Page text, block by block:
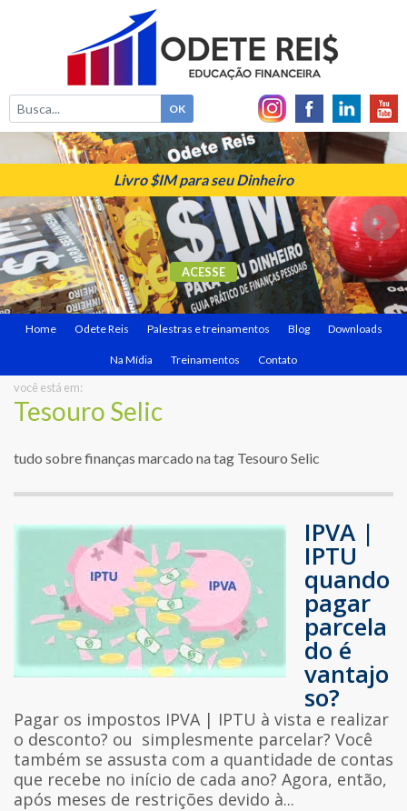
Livro $IM para seu Dinheiro
ACESSE
Home Odete Reis Palestras e treinamentos Blog Downloads
Na Mídia Treinamentos Contato
você está em:
Tesouro Selic
tudo sobre finanças marcado na tag Tesouro Selic
IPVA |
IPTU
quando
pagar
parcela
do é
vantajo
so?
Pagar os impostos IPVA | IPTU à vista e realizar
o desconto? ou simplesmente parcelar? Você
também se assusta com a quantidade de contas
que recebe no início de cada ano? Agora, então,
após meses de restrições devido à...